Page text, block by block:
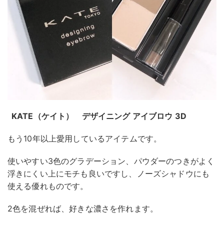
KATE（ケイト） デザイニング アイブロウ 3D
もう10年以上愛用しているアイテムです。
使いやすい3色のグラデーション、パウダーのつきがよく
浮きにくい上にモチも良いですし、ノーズシャドウにも
使える優れものです。
2色を混ぜれば、好きな濃さを作れます。